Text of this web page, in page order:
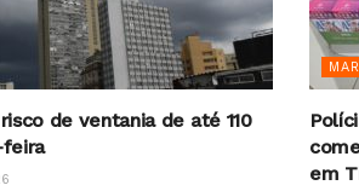
de ventania de até 110
em